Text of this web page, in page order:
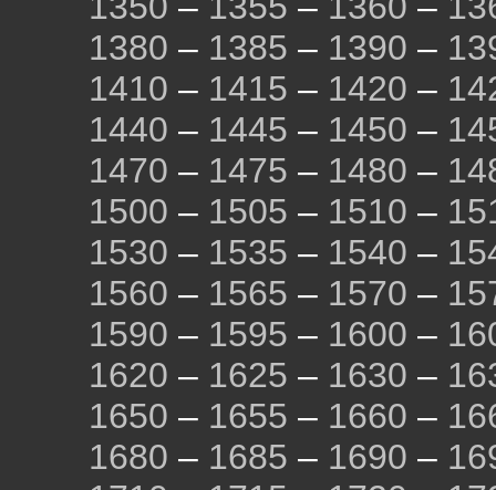
1380 – 1385 – 1390 –
1410 – 1415 – 1420 –
1440 – 1445 – 1450 –
1470 – 1475 – 1480 –
1500 – 1505 – 1510 –
1530 – 1535 – 1540 –
1560 – 1565 – 1570 –
1590 – 1595 – 1600 –
1620 – 1625 – 1630 –
1650 – 1655 – 1660 –
1680 – 1685 – 1690 –